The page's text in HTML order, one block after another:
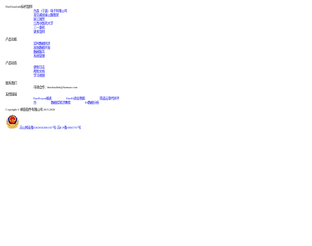
FineDataLink标杆案例
台晶（宁波）电子有限公司
某交通高速公路集团
浙江国贸
江西中医药大学
三一重机
更多案例
产品功能
实时数据同步
高效数据开发
数据服务
系统管理
产品动态
更新日志
帮助文档
学习视频
联系我们
市场合作：finedatalink@fanruan.com
友情链接
FineReport报表
FineBI商业智能
简道云零代码平
台
数据库知识教程 BI数据分析
Copyright © 帆软软件有限公司 2015-2026
苏公网安备32020502001567号| 苏ICP备18065767号